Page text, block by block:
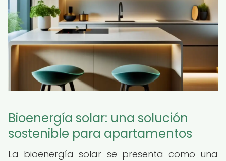
Bioenergía solar: una solución
sostenible para apartamentos
La bioenergía solar se presenta como una